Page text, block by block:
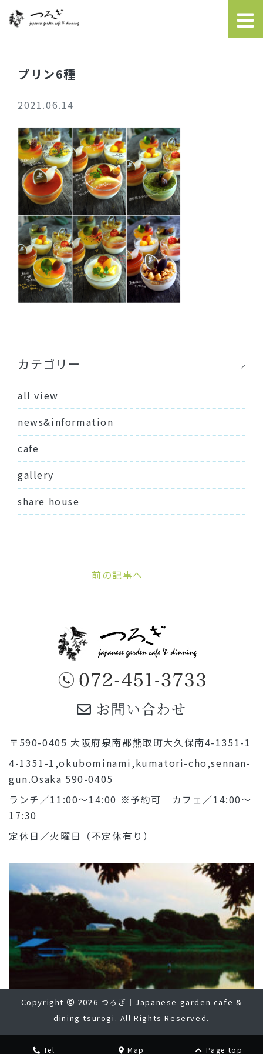
プリン6種
2021.06.14
カテゴリー
all view
news&information
cafe
gallery
share house
前の記事へ
お問い合わせ
〒590-0405 大阪府泉南郡熊取町大久保南4-1351-1
4-1351-1,okubominami,kumatori-cho,sennan-
gun.Osaka 590-0405
ランチ／11:00～14:00 ※予約可 カフェ／14:00～
17:30
定休日／火曜日（不定休有り）
Copyright
2026 つろぎ｜Japanese garden cafe &
dining tsurogi. All Rights Reserved.
Tel Map Page top